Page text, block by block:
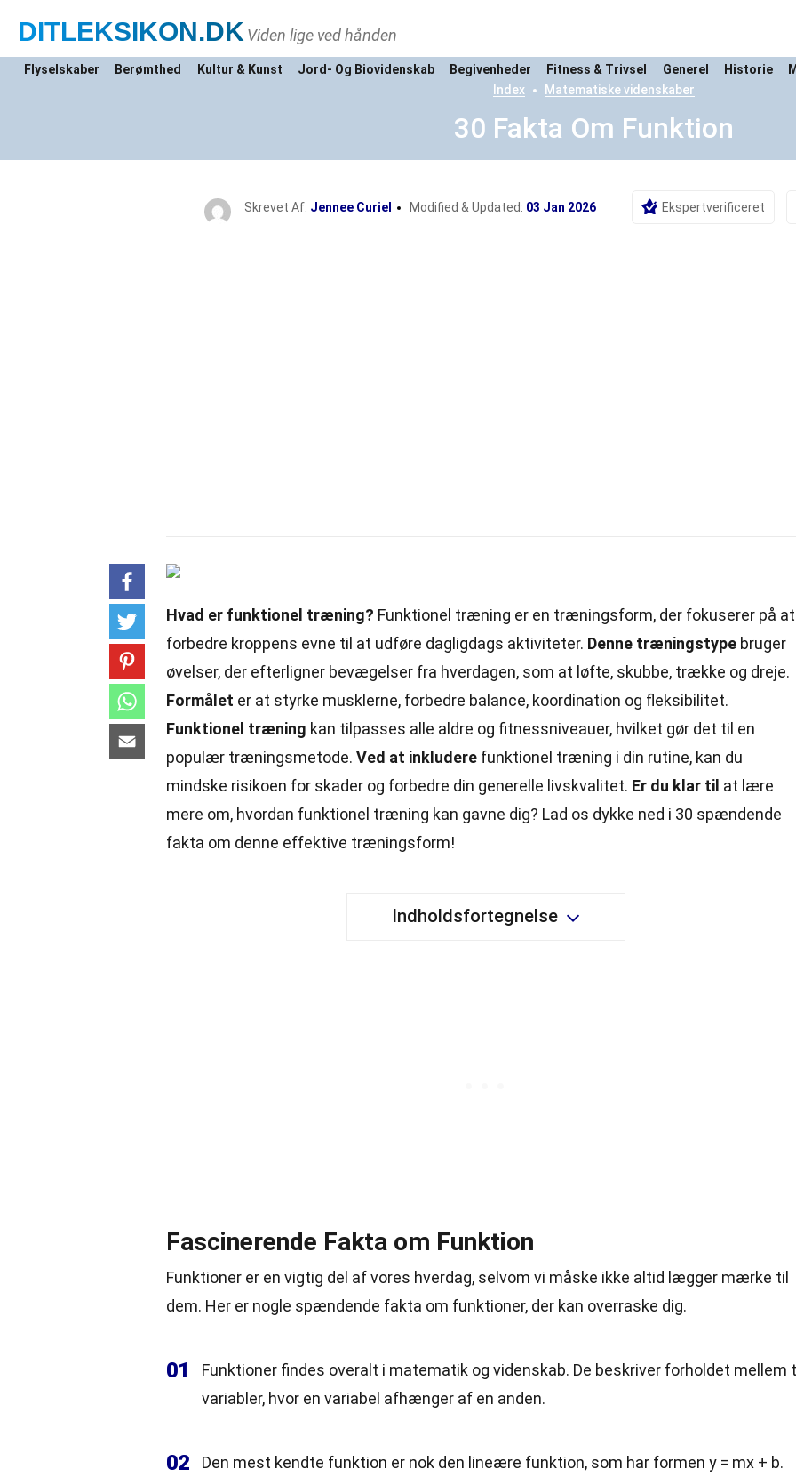
DITLEKSIKON.DK Viden lige ved hånden
Flyselskaber Berømthed Kultur & Kunst Jord- Og Biovidenskab Begivenheder Fitness & Trivsel Generel Historie
Index
Matematiske videnskaber
30 Fakta Om Funktion
Skrevet Af: Jennee Curiel Modified & Updated: 03 Jan 2026 Ekspertverificeret
Hvad er funktionel træning? Funktionel træning er en træningsform, der fokuserer på at
forbedre kroppens evne til at udføre dagligdags aktiviteter. Denne træningstype bruger
øvelser, der efterligner bevægelser fra hverdagen, som at løfte, skubbe, trække og dreje.
Formålet er at styrke musklerne, forbedre balance, koordination og fleksibilitet.
Funktionel træning kan tilpasses alle aldre og fitnessniveauer, hvilket gør det til en
populær træningsmetode. Ved at inkludere funktionel træning i din rutine, kan du
mindske risikoen for skader og forbedre din generelle livskvalitet. Er du klar til at lære
mere om, hvordan funktionel træning kan gavne dig? Lad os dykke ned i 30 spændende
fakta om denne effektive træningsform!
Indholdsfortegnelse
Fascinerende Fakta om Funktion
Funktioner er en vigtig del af vores hverdag, selvom vi måske ikke altid lægger mærke til
dem. Her er nogle spændende fakta om funktioner, der kan overraske dig.
01
Funktioner findes overalt i matematik og videnskab. De beskriver forholdet mellem
variabler, hvor en variabel afhænger af en anden.
02
Den mest kendte funktion er nok den lineære funktion, som har formen y = mx + b.